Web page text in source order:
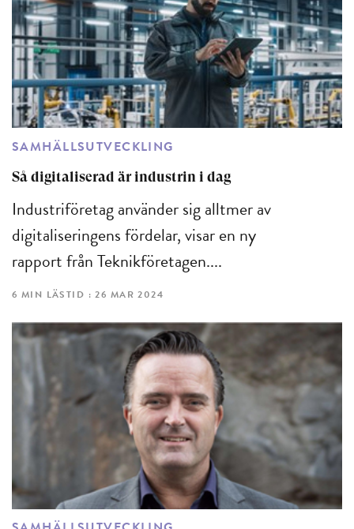
SAMHÄLLSUTVECKLING
Så digitaliserad är industrin i dag
Industriföretag använder sig alltmer av
digitaliseringens fördelar, visar en ny
rapport från Teknikföretagen....
6 MIN LÄSTID : 26 MAR 2024